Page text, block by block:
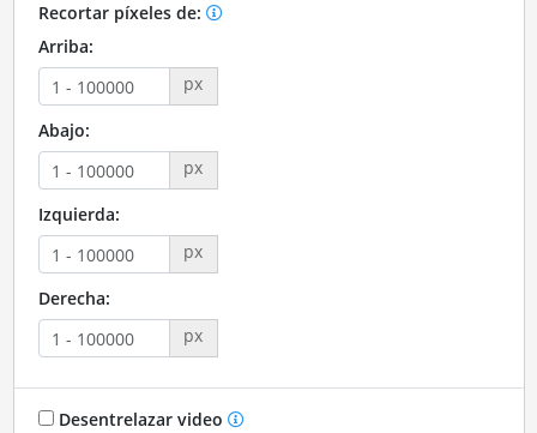
Recortar píxeles de:
Arriba:
px
Abajo:
px
Izquierda:
px
Derecha:
px
Desentrelazar video